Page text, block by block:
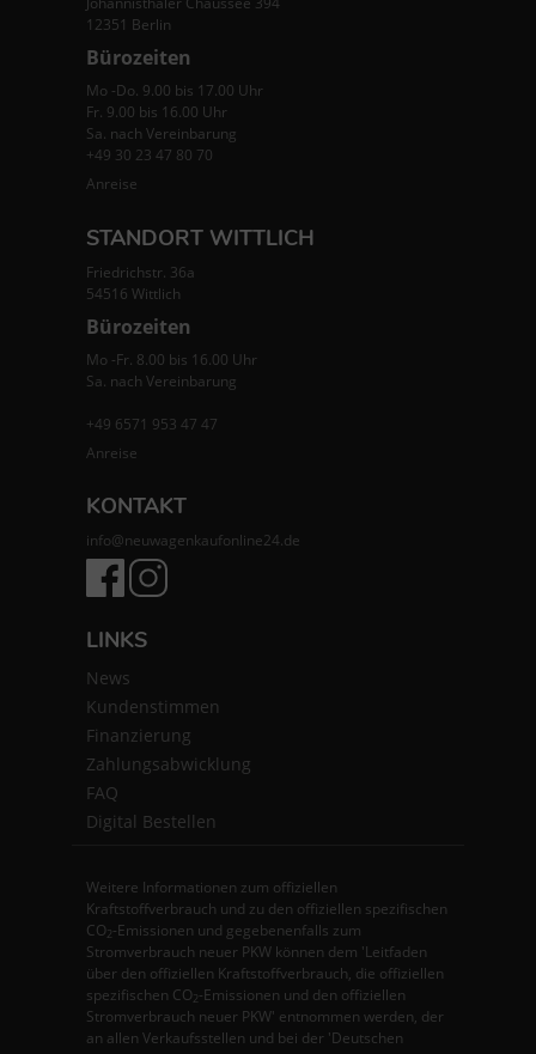
12351 Berlin
Bürozeiten
Mo -Do. 9.00 bis 17.00 Uhr
Fr. 9.00 bis 16.00 Uhr
Sa. nach Vereinbarung
+49 30 23 47 80 70
Anreise
STANDORT WITTLICH
Friedrichstr. 36a
54516 Wittlich
Bürozeiten
Mo -Fr. 8.00 bis 16.00 Uhr
Sa. nach Vereinbarung
+49 6571 953 47 47
Anreise
KONTAKT
info@neuwagenkaufonline24.de
LINKS
News
Kundenstimmen
Finanzierung
Zahlungsabwicklung
FAQ
Digital Bestellen
Weitere Informationen zum offiziellen
Kraftstoffverbrauch und zu den offiziellen spezifischen
CO2-Emissionen und gegebenenfalls zum
Stromverbrauch neuer PKW können dem 'Leitfaden
über den offiziellen Kraftstoffverbrauch, die offiziellen
spezifischen CO2-Emissionen und den offiziellen
Stromverbrauch neuer PKW' entnommen werden, der
an allen Verkaufsstellen und bei der 'Deutschen